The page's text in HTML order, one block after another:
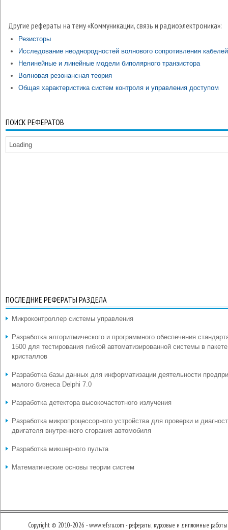
Другие рефераты на тему «Коммуникации, связь и радиоэлектроника»:
Резисторы
Исследование неоднородностей волнового сопротивления кабелей
Нелинейные и линейные модели биполярного транзистора
Волновая резонансная теория
Общая характеристика систем контроля и управления доступом
ПОИСК РЕФЕРАТОВ
Loading
ПОСЛЕДНИЕ РЕФЕРАТЫ РАЗДЕЛА
Микроконтроллер системы управления
Разработка алгоритмического и программного обеспечения
1500 для тестирования гибкой автоматизированной системы в пакете
кристаллов
Разработка базы данных для информатизации деятельности
малого бизнеса Delphi 7.0
Разработка детектора высокочастотного излучения
Разработка микропроцессорного устройства для проверки и
двигателя внутреннего сгорания автомобиля
Разработка микшерного пульта
Математические основы теории систем
Copyright © 2010-2026 - www.refsru.com - рефераты, курсовые и дипломные работы